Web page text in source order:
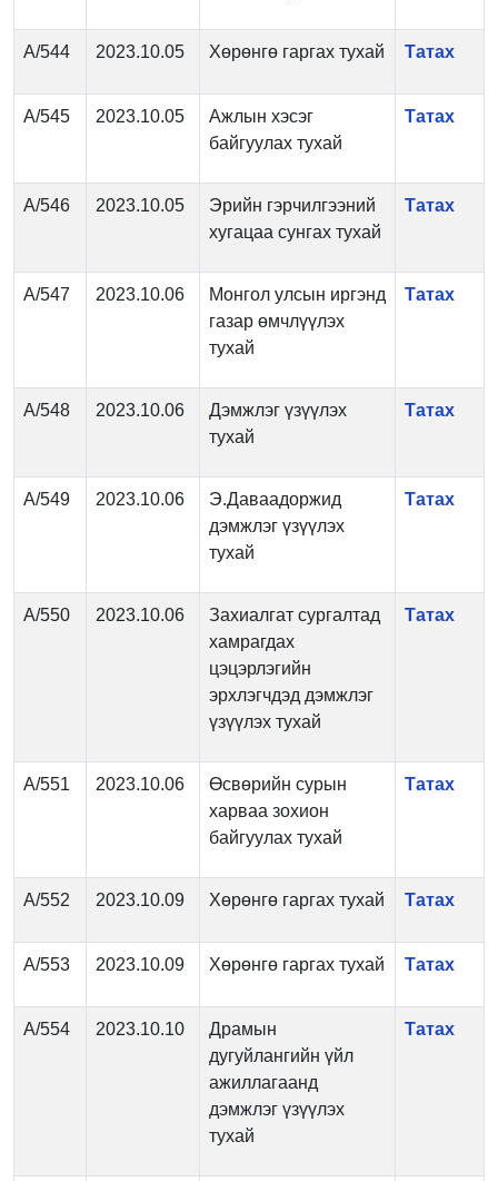
А/544 2023.10.05 Хөрөнгө гаргах тухай Татах
А/545 2023.10.05
Ажлын хэсэг
байгуулах тухай
Татах
А/546 2023.10.05
Эрийн гэрчилгээний
хугацаа сунгах тухай
Татах
А/547 2023.10.06
Монгол улсын иргэнд
газар өмчлүүлэх
тухай
Татах
А/548 2023.10.06
Дэмжлэг үзүүлэх
тухай
Татах
А/549 2023.10.06
Э.Даваадоржид
дэмжлэг үзүүлэх
тухай
Татах
А/550 2023.10.06
Захиалгат сургалтад
хамрагдах
цэцэрлэгийн
эрхлэгчдэд дэмжлэг
үзүүлэх тухай
Татах
А/551 2023.10.06
Өсвөрийн сурын
харваа зохион
байгуулах тухай
Татах
А/552 2023.10.09 Хөрөнгө гаргах тухай Татах
А/553 2023.10.09 Хөрөнгө гаргах тухай Татах
А/554 2023.10.10
Драмын
дугуйлангийн үйл
ажиллагаанд
дэмжлэг үзүүлэх
тухай
Татах